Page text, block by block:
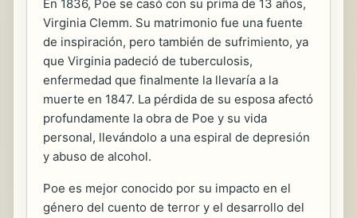
En 1836, Poe se casó con su prima de 13 años,
Virginia Clemm. Su matrimonio fue una fuente
de inspiración, pero también de sufrimiento, ya
que Virginia padeció de tuberculosis,
enfermedad que finalmente la llevaría a la
muerte en 1847. La pérdida de su esposa afectó
profundamente la obra de Poe y su vida
personal, llevándolo a una espiral de depresión
y abuso de alcohol.
Poe es mejor conocido por su impacto en el
género del cuento de terror y el desarrollo del